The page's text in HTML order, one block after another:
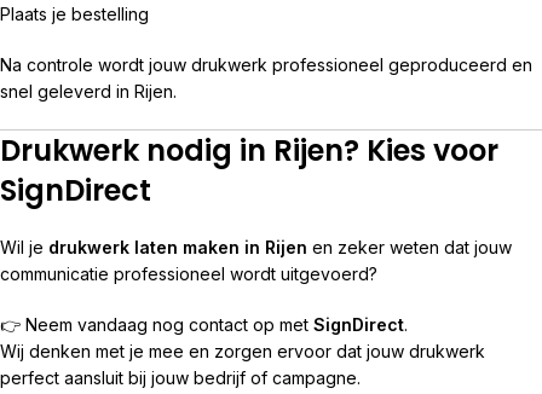
Plaats je bestelling
Na controle wordt jouw drukwerk professioneel geproduceerd en
snel geleverd in Rijen.
Drukwerk nodig in Rijen? Kies voor
SignDirect
Wil je drukwerk laten maken in Rijen en zeker weten dat jouw
communicatie professioneel wordt uitgevoerd?
👉 Neem vandaag nog contact op met SignDirect.
Wij denken met je mee en zorgen ervoor dat jouw drukwerk
perfect aansluit bij jouw bedrijf of campagne.